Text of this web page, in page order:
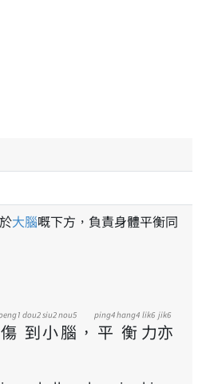
大腦嘅下方，負責身體平衡同
傷 到
dou2
小
siu2
腦
nou5
， 平
ping4
衡
hang4
力
lik6
亦
jik6